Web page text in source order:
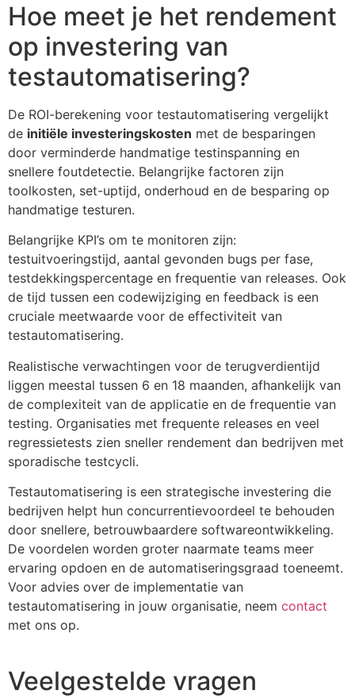
Hoe meet je het rendement
op investering van
testautomatisering?
De ROI-berekening voor testautomatisering vergelijkt
de initiële investeringskosten met de besparingen
door verminderde handmatige testinspanning en
snellere foutdetectie. Belangrijke factoren zijn
toolkosten, set-uptijd, onderhoud en de besparing op
handmatige testuren.
Belangrijke KPI’s om te monitoren zijn:
testuitvoeringstijd, aantal gevonden bugs per fase,
testdekkingspercentage en frequentie van releases. Ook
de tijd tussen een codewijziging en feedback is een
cruciale meetwaarde voor de effectiviteit van
testautomatisering.
Realistische verwachtingen voor de terugverdientijd
liggen meestal tussen 6 en 18 maanden, afhankelijk van
de complexiteit van de applicatie en de frequentie van
testing. Organisaties met frequente releases en veel
regressietests zien sneller rendement dan bedrijven met
sporadische testcycli.
Testautomatisering is een strategische investering die
bedrijven helpt hun concurrentievoordeel te behouden
door snellere, betrouwbaardere softwareontwikkeling.
De voordelen worden groter naarmate teams meer
ervaring opdoen en de automatiseringsgraad toeneemt.
Voor advies over de implementatie van
testautomatisering in jouw organisatie, neem contact
met ons op.
Veelgestelde vragen